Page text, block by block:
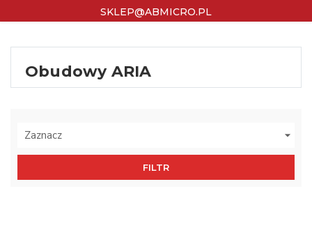
SKLEP@ABMICRO.PL
Obudowy ARIA
Zaznacz 
FILTR